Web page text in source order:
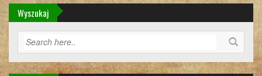
Wyszukaj